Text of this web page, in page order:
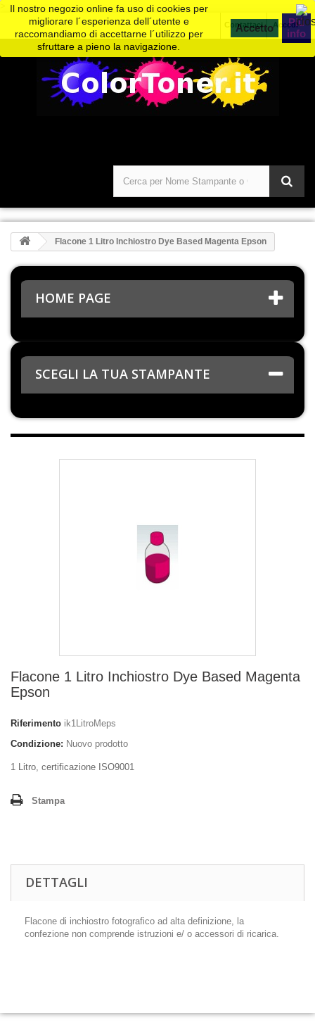
Accedi
Contattaci
Il nostro negozio online fa uso di cookies per
migliorare l´esperienza dell´utente e
raccomandiamo di accettarne l´utilizzo per
sfruttare a pieno la navigazione.
Piú
info
Flacone 1 Litro Inchiostro Dye Based Magenta Epson
HOME PAGE
SCEGLI LA TUA STAMPANTE
Flacone 1 Litro Inchiostro Dye Based Magenta
Epson
Riferimento ik1LitroMeps
Condizione: Nuovo prodotto
1 Litro, certificazione ISO9001
Stampa
DETTAGLI
Flacone di inchiostro fotografico ad alta definizione, la
confezione non comprende istruzioni e/ o accessori di ricarica.